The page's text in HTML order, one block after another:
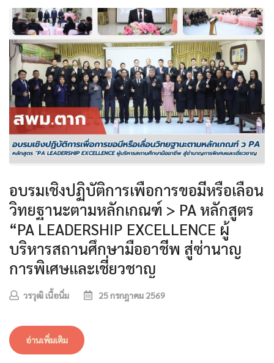
อบรมเชิงปฏิบัติการเพื่อการขอมีหรือเลื่อน
วิทยฐานะตามหลักเกณฑ์ > PA หลักสูตร
“PA LEADERSHIP EXCELLENCE ผู้
บริหารสถานศึกษามืออาชีพ สู่ซ่านาญ
การพิเศษและเชี่ยวชาญ
วรวุฒิ เนื้อนิ่ม 25 กรกฎาคม 2569
อ่านเพิ่มเติม